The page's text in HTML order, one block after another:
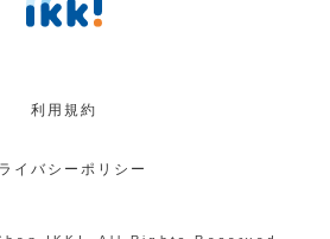
利用規約
イバシーポリシー